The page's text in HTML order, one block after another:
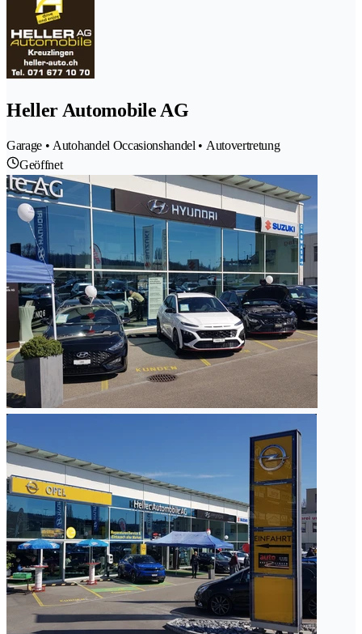
Heller Automobile AG
Garage • Autohandel Occasionshandel • Autovertretung
Geöffnet